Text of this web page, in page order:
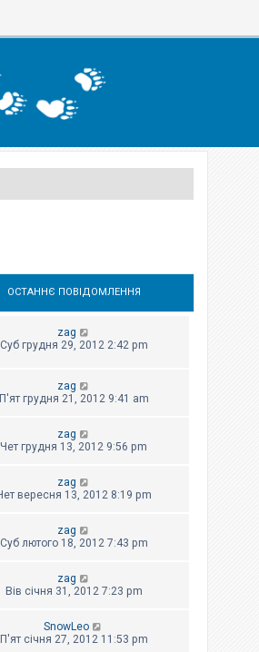
ОСТАННЄ ПОВІДОМЛЕННЯ
zag
Суб грудня 29, 2012 2:42 pm
zag
П'ят грудня 21, 2012 9:41 am
zag
Чет грудня 13, 2012 9:56 pm
zag
вересня 13, 2012 8:19 pm
zag
Суб лютого 18, 2012 7:43 pm
zag
Вів січня 31, 2012 7:23 pm
SnowLeo
П'ят січня 27, 2012 11:53 pm